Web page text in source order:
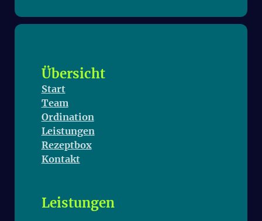
Übersicht
Start
Team
Ordination
Leistungen
Rezeptbox
Kontakt
Leistungen